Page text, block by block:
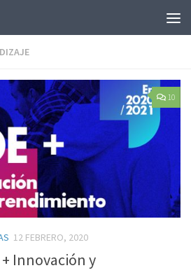
10
12 FEBRERO, 2020
+ Innovación y